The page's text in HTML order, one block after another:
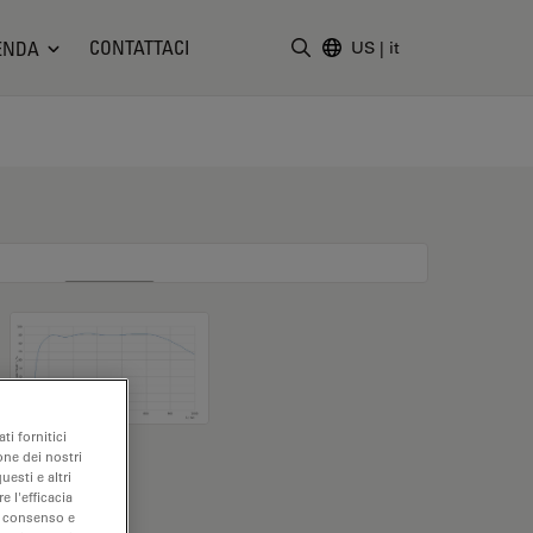
CONTATTACI US | it
fornitici
dei nostri
e altri
l'efficacia
e